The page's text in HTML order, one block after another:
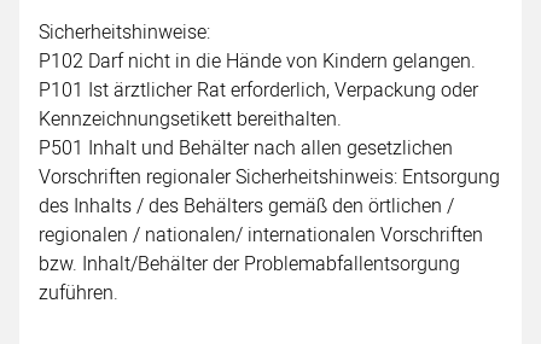
Sicherheitshinweise:
P102 Darf nicht in die Hände von Kindern gelangen.
P101 Ist ärztlicher Rat erforderlich, Verpackung oder
Kennzeichnungsetikett bereithalten.
P501 Inhalt und Behälter nach allen gesetzlichen
Vorschriften regionaler Sicherheitshinweis: Entsorgung
des Inhalts / des Behälters gemäß den örtlichen /
regionalen / nationalen/ internationalen Vorschriften
bzw. Inhalt/Behälter der Problemabfallentsorgung
zuführen.